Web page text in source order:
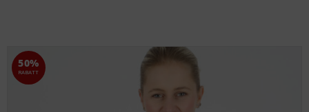
50%
RABATT